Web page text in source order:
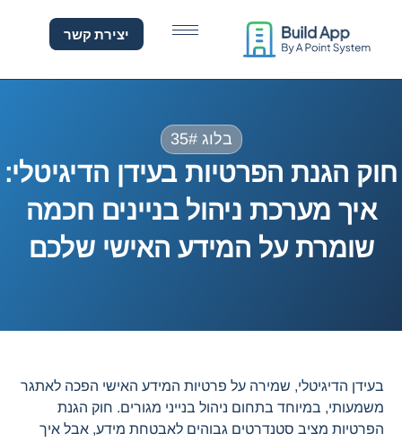
חוק הגנת הפרטיות בעידן
יצירת קשר
בלוג 35#
חוק הגנת הפרטיות בעידן הדיגיטלי:
איך מערכת ניהול בניינים חכמה
שומרת על המידע האישי שלכם
בעידן הדיגיטלי, שמירה על פרטיות המידע האישי הפכה לאתגר
משמעותי, במיוחד בתחום ניהול בנייני מגורים. חוק הגנת
הפרטיות מציב סטנדרטים גבוהים לאבטחת מידע, אבל איך